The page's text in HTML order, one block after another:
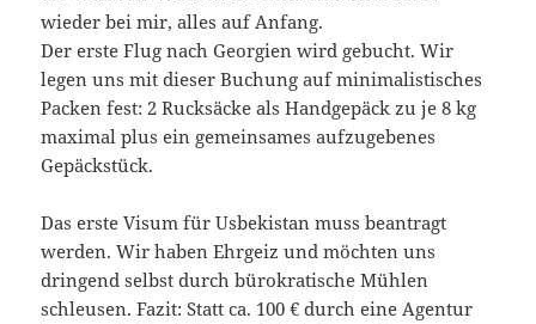
wieder bei mir, alles auf Anfang.
Der erste Flug nach Georgien wird gebucht. Wir
legen uns mit dieser Buchung auf minimalistisches
Packen fest: 2 Rucksäcke als Handgepäck zu je 8 kg
maximal plus ein gemeinsames aufzugebenes
Gepäckstück.
Das erste Visum für Usbekistan muss beantragt
werden. Wir haben Ehrgeiz und möchten uns
dringend selbst durch bürokratische Mühlen
schleusen. Fazit: Statt ca. 100 € durch eine Agentur